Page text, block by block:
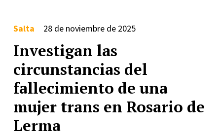
Investigan las
circunstancias del
fallecimiento de una
mujer trans en Rosario de
Lerma
Salta 28 de noviembre de 2025